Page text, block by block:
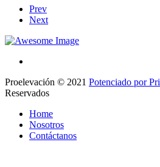
Prev
Next
Proelevación © 2021 Potenciado por
Reservados
Home
Nosotros
Contáctanos